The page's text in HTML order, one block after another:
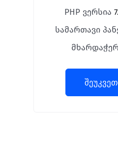
PHP ვერსია
სამართავი